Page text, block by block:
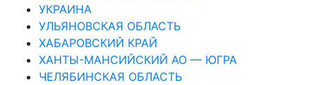
УКРАИНА
УЛЬЯНОВСКАЯ ОБЛАСТЬ
ХАБАРОВСКИЙ КРАЙ
ХАНТЫ-МАНСИЙСКИЙ АО — ЮГРА
ЧЕЛЯБИНСКАЯ ОБЛАСТЬ